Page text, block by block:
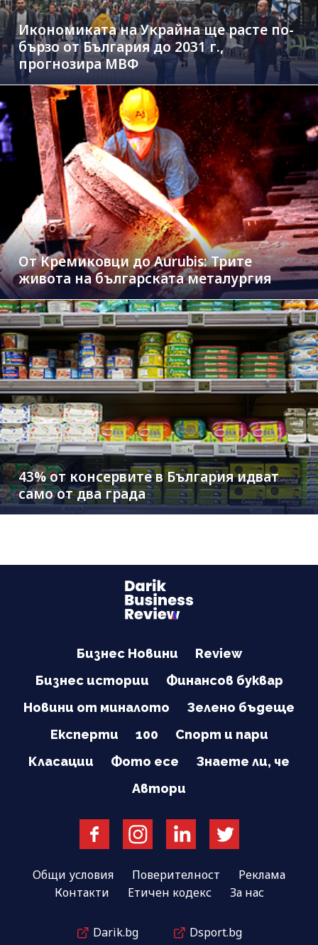
Икономиката на Украйна ще расте по-
бързо от България до 2031 г.,
прогнозира МВФ
От Кремиковци до Aurubis: Трите
живота на българската металургия
43% от консервите в България идват
само от два града
Бизнес Новини
Review
Бизнес истории
Финансов буквар
Новини от миналото
Зелено бъдеще
Експерти
100
Спорт и пари
Класации
Фото есе
Знаете ли, че
Автори
Общи условия Поверителност
Реклама
Контакти
Етичен кодекс За нас
Darik.bg
Dsport.bg